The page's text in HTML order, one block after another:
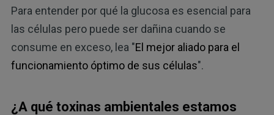
Para entender por qué la glucosa es esencial para
las células pero puede ser dañina cuando se
consume en exceso, lea "El mejor aliado para el
funcionamiento óptimo de sus células".
¿A qué toxinas ambientales estamos